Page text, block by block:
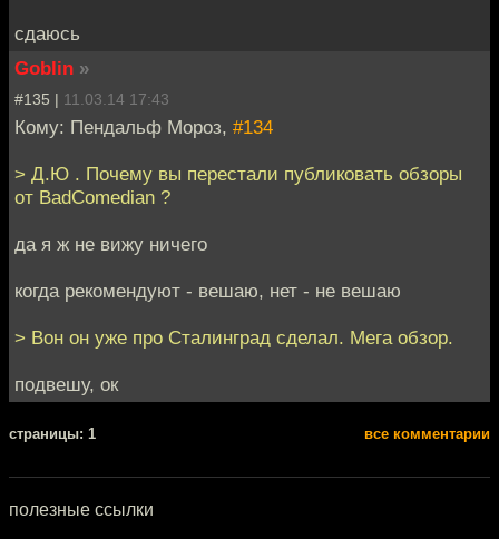
сдаюсь
Goblin »
#135 | 11.03.14 17:43
Кому: Пендальф Мороз, #134
> Д.Ю . Почему вы перестали публиковать обзоры
от BadComedian ?
да я ж не вижу ничего
когда рекомендуют - вешаю, нет - не вешаю
> Вон он уже про Сталинград сделал. Мега обзор.
подвешу, ок
cтраницы: 1 все комментарии
полезные ссылки